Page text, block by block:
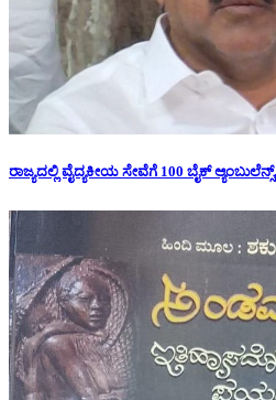
ರಾಜ್ಯದಲ್ಲಿ ವೈದ್ಯಕೀಯ ಸೇವೆಗೆ 100 ಬೈಕ್